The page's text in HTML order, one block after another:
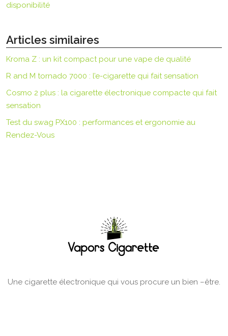
disponibilité
Articles similaires
Kroma Z : un kit compact pour une vape de qualité
R and M tornado 7000 : l’e-cigarette qui fait sensation
Cosmo 2 plus : la cigarette électronique compacte qui fait
sensation
Test du swag PX100 : performances et ergonomie au
Rendez-Vous
Une cigarette électronique qui vous procure un bien –être.